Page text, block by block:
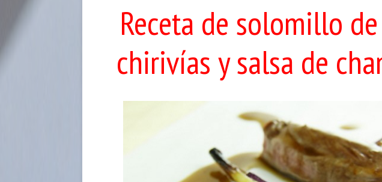
Receta de solomillo
chirivías y salsa de